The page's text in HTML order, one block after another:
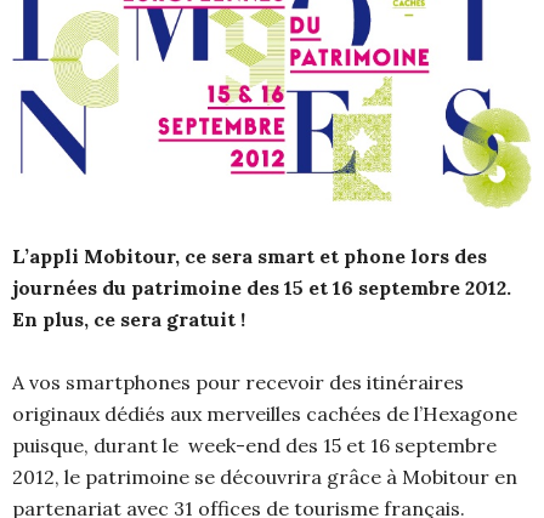
L’appli Mobitour, ce sera smart et phone lors des
journées du patrimoine des 15 et 16 septembre 2012.
En plus, ce sera gratuit !
A vos smartphones pour recevoir des itinéraires
originaux dédiés aux merveilles cachées de l’Hexagone
puisque, durant le week-end des 15 et 16 septembre
2012, le patrimoine se découvrira grâce à Mobitour en
partenariat avec 31 offices de tourisme français.